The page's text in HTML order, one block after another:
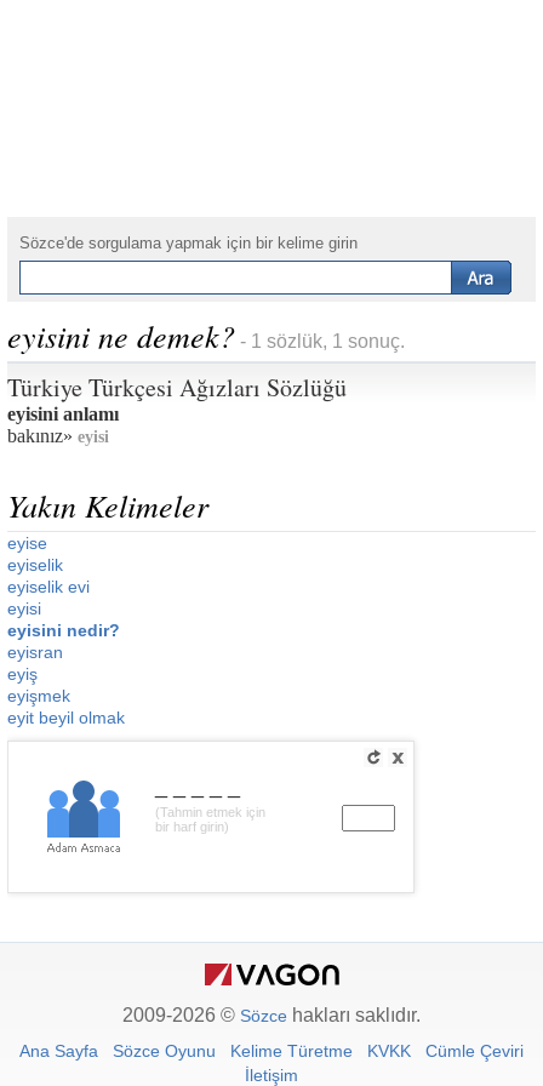
Sözce'de sorgulama yapmak için bir kelime girin
eyisini ne demek? - 1 sözlük, 1 sonuç.
Türkiye Türkçesi Ağızları Sözlüğü
eyisini anlamı
bakınız» eyisi
Yakın Kelimeler
eyise
eyiselik
eyiselik evi
eyisi
eyisini nedir?
eyisran
eyiş
eyişmek
eyit beyil olmak
(Tahmin etmek için
bir harf girin)
2009-2026 © Sözce hakları saklıdır.
Ana Sayfa Sözce Oyunu Kelime Türetme KVKK
Cümle Çeviri
İletişim